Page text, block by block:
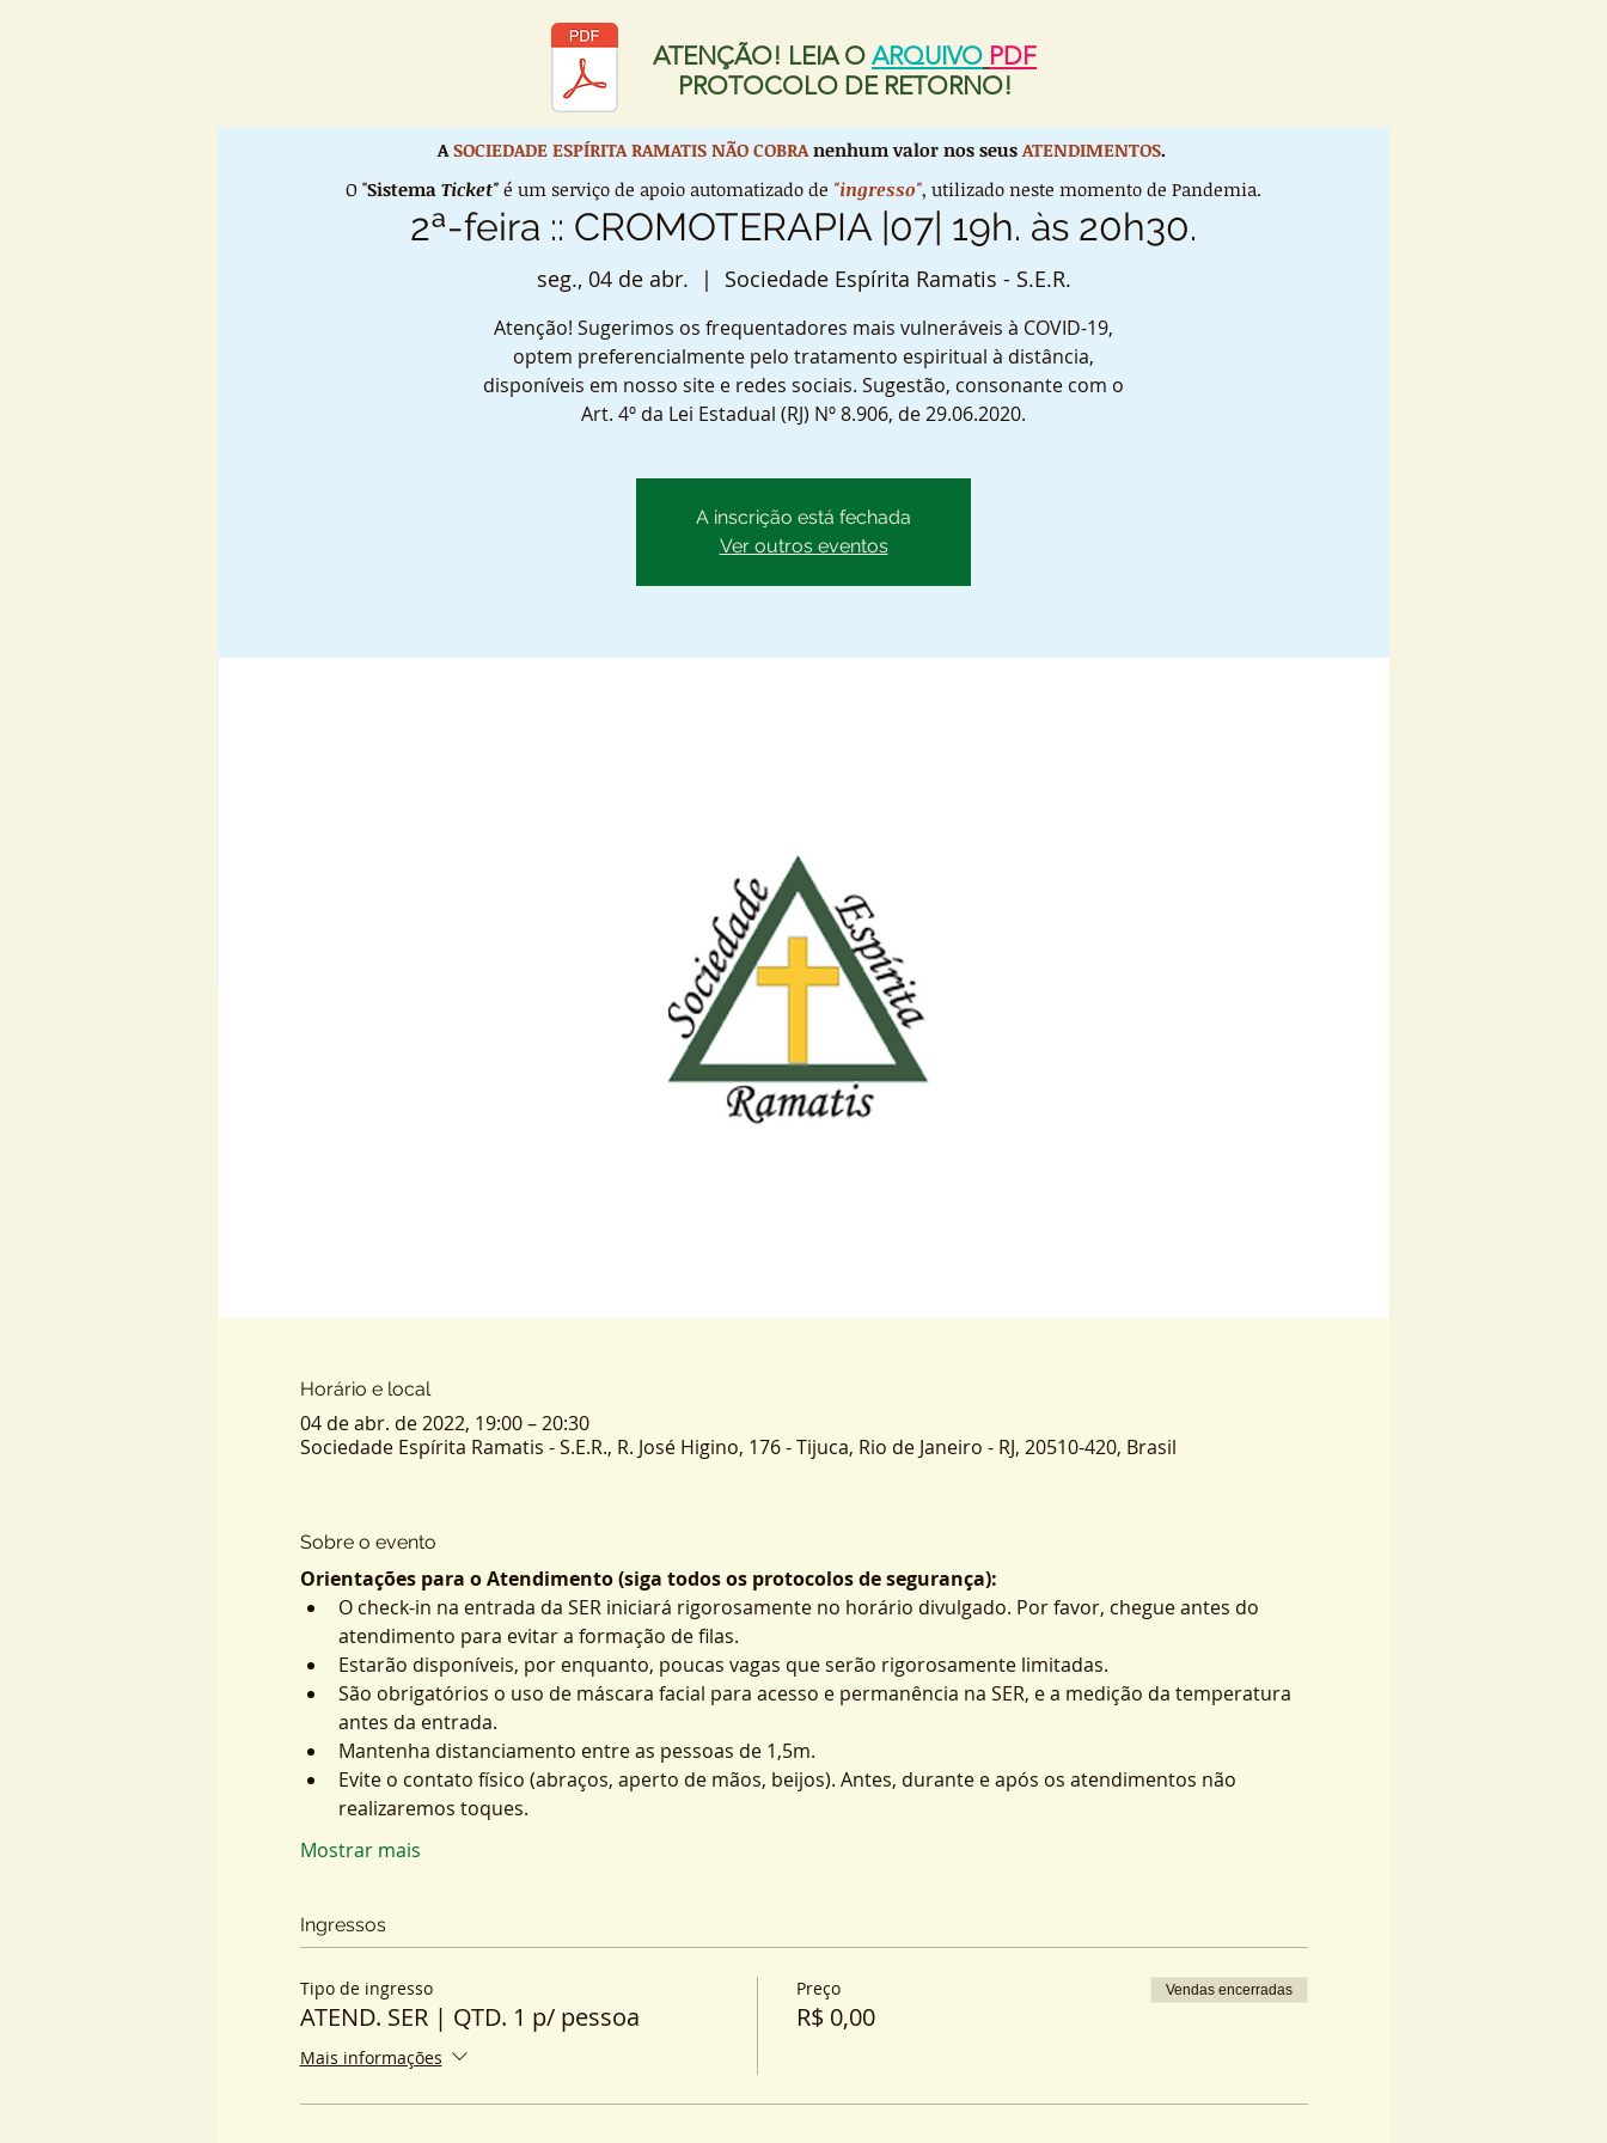
ATENÇÃO! LEIA O ARQUIVO PDF
PROTOCOLO DE RETORNO!
2ª-feira :: CROMOTERAPIA |07| 19h. às 20h30.
seg., 04 de abr.
  |
Sociedade Espírita Ramatis - S.E.R.
Atenção! Sugerimos os frequentadores mais vulneráveis à COVID-19,
optem preferencialmente pelo tratamento espiritual à distância,
disponíveis em nosso site e redes sociais. Sugestão, consonante com o
Art. 4º da Lei Estadual (RJ) Nº 8.906, de 29.06.2020.
A inscrição está fechada
Ver outros eventos
Horário e local
04 de abr. de 2022, 19:00 – 20:30
Sociedade Espírita Ramatis - S.E.R., R. José Higino, 176 - Tijuca, Rio de Janeiro - RJ, 20510-420, Brasil
Sobre o evento
Orientações para o Atendimento (siga todos os protocolos de segurança):
O check-in na entrada da SER iniciará rigorosamente no horário divulgado. Por favor, chegue antes do
atendimento para evitar a formação de filas.
Estarão disponíveis, por enquanto, poucas vagas que serão rigorosamente limitadas.
São obrigatórios o uso de máscara facial para acesso e permanência na SER, e a medição da temperatura
antes da entrada.
Mantenha distanciamento entre as pessoas de 1,5m.
Evite o contato físico (abraços, aperto de mãos, beijos). Antes, durante e após os atendimentos não
realizaremos toques.
Mostrar mais
Ingressos
Tipo de ingresso
ATEND. SER | QTD. 1 p/ pessoa
Mais informações
Preço
R$ 0,00
Vendas encerradas
A SOCIEDADE ESPÍRITA RAMATIS NÃO COBRAnenhum valor nos seusATENDIMENTOS.
O "Sistema Ticket" é um serviço de apoio automatizado de "ingresso", utilizado neste momento de Pandemia.